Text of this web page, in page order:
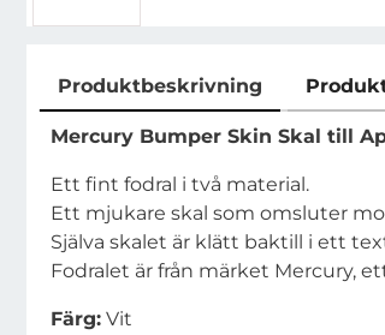
Produktbeskrivning
Mercury Bumper Skin Skal till
Ett fint fodral i två material.
Ett mjukare skal som omsluter
Själva skalet är klätt baktill i ett
Fodralet är från märket Mercury,
Färg: Vit